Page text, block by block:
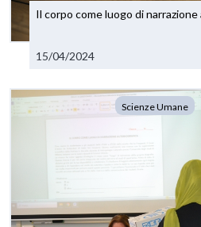
Il corpo come luogo di
15/04/2024
Scienze Umane